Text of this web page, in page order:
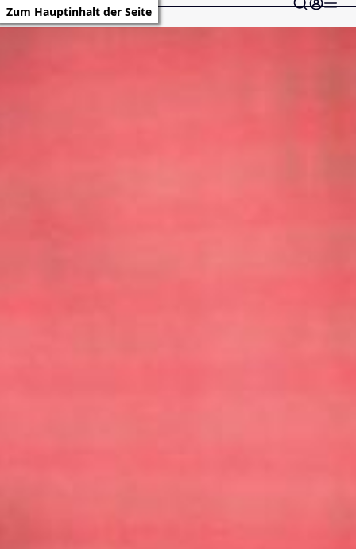
Zum Hauptinhalt der Seite